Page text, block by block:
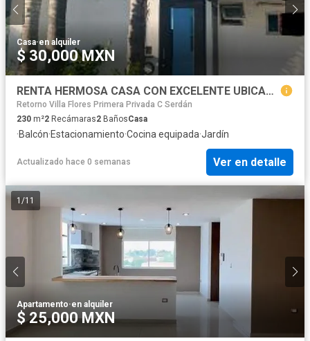
Casa·en alquiler
$ 30,000 MXN
RENTA HERMOSA CASA CON EXCELENTE UBICACIÓN LOMAS DE ANGELOPOLIS I
Retorno Villa Flores Primera Privada C Serdán
230 m²2 Recámaras2 BañosCasa
·Balcón·Estacionamiento·Cocina equipada·Jardín
Actualizado hace 0 semanas Ver en detalle
1 /11
Apartamento·en alquiler
$ 25,000 MXN